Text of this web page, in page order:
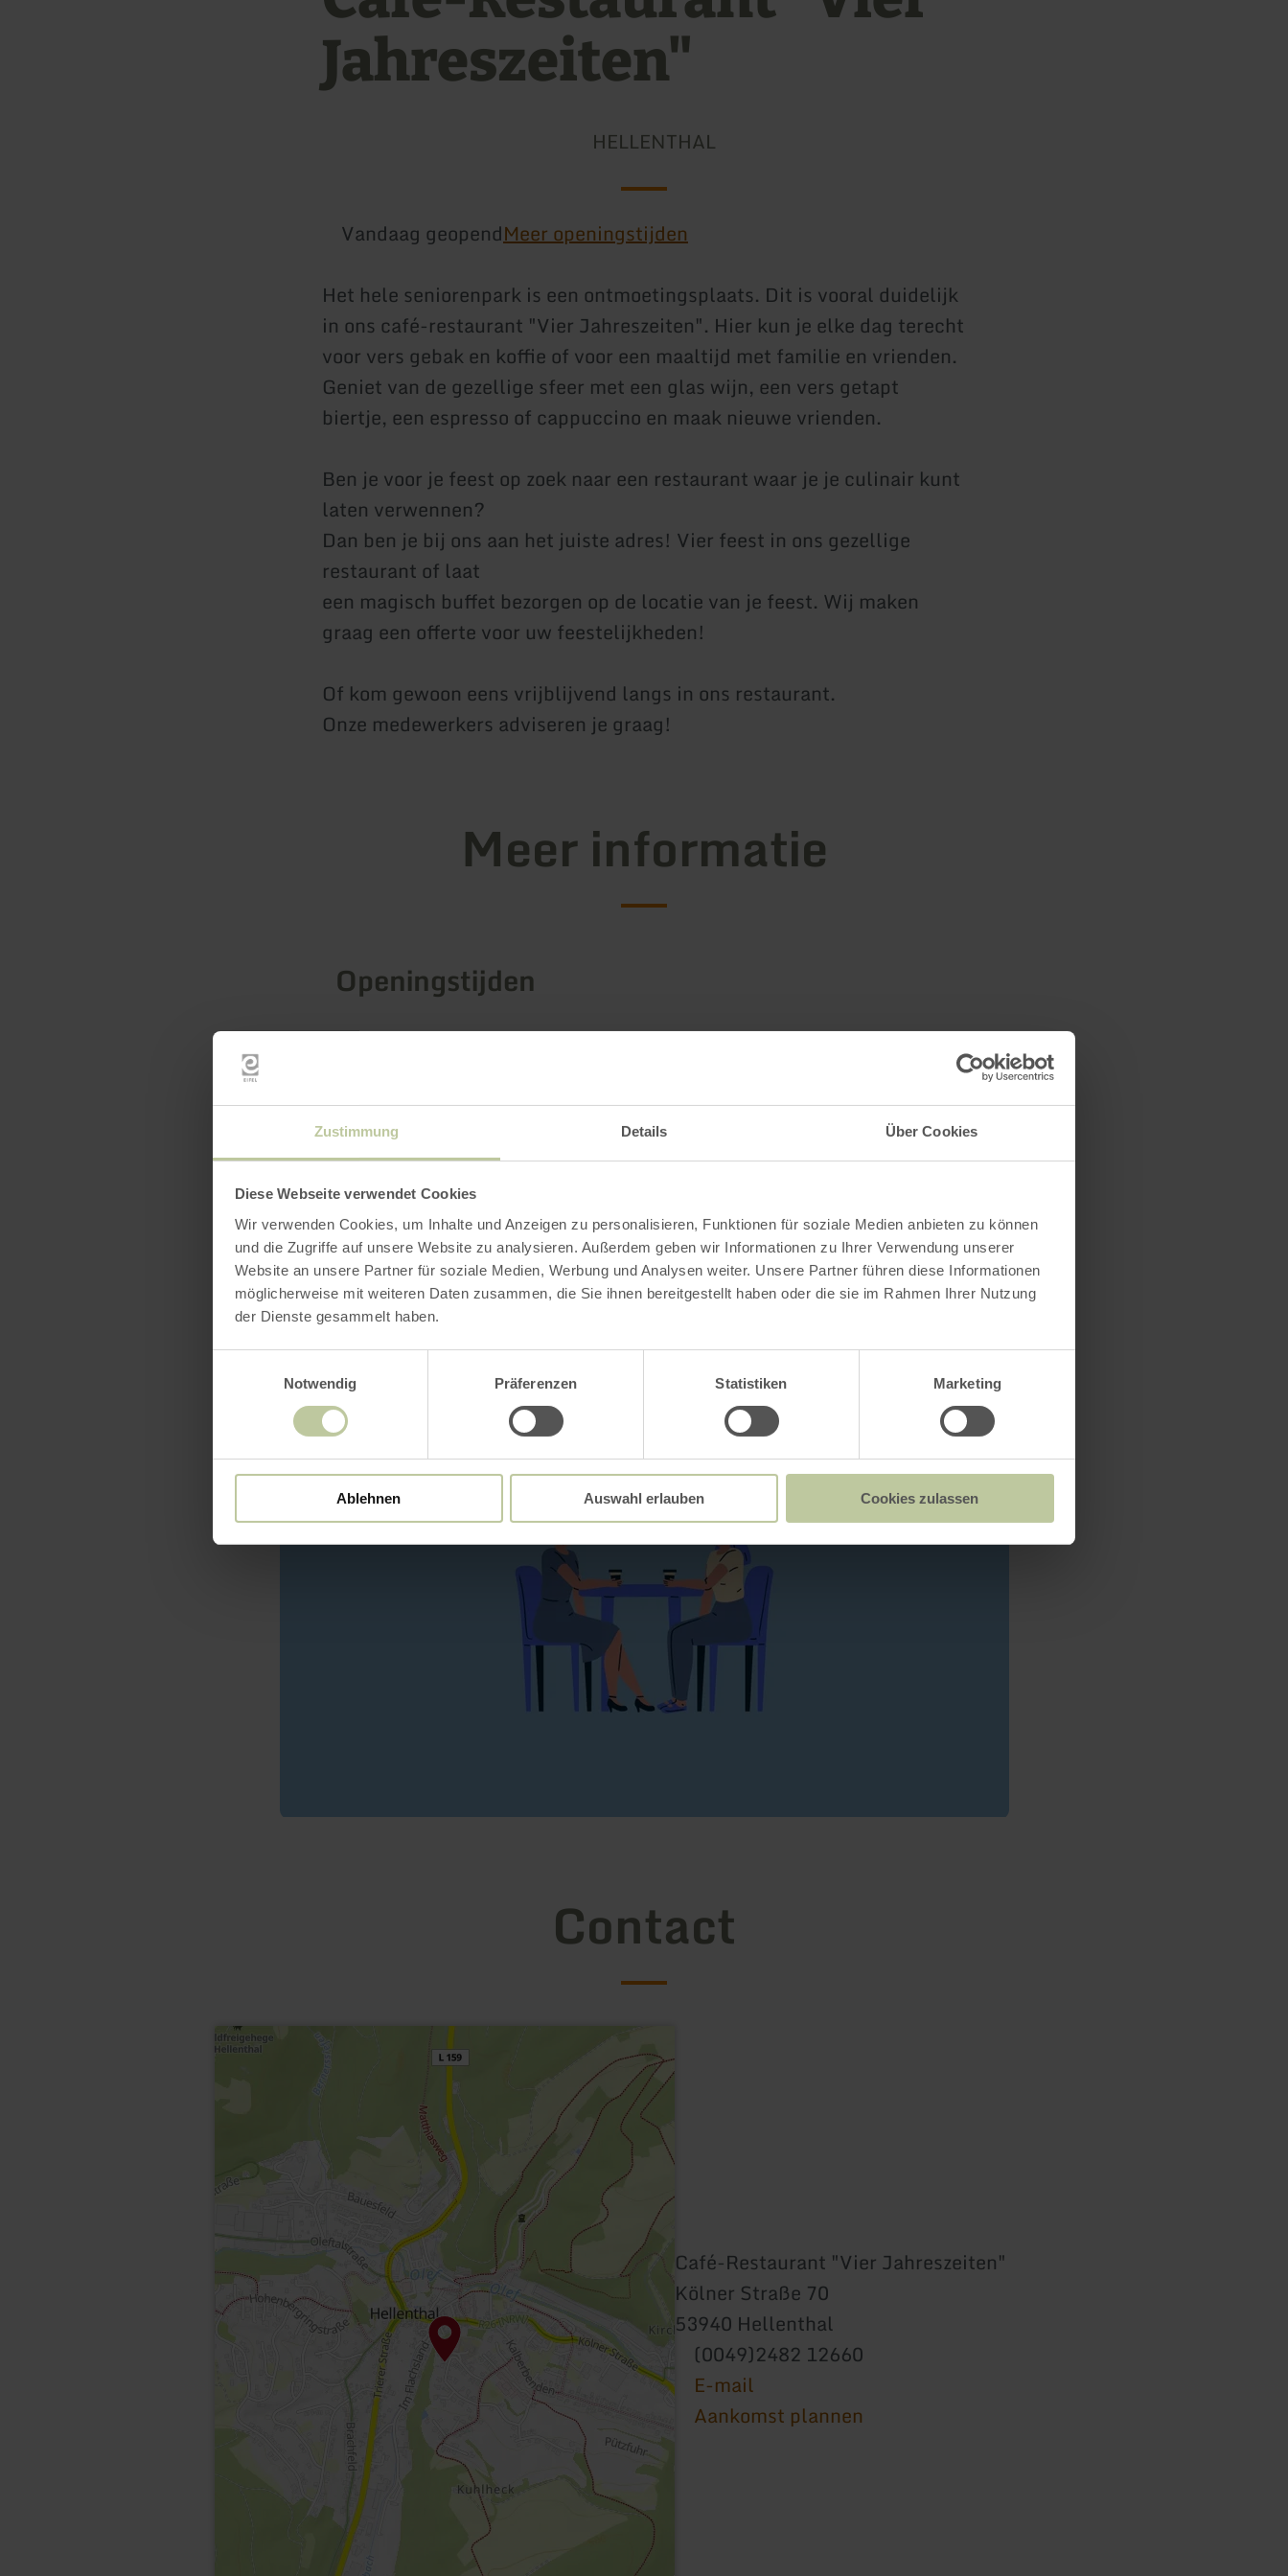
Zustimmung Details Über Cookies
Diese Webseite verwendet Cookies
Wir verwenden Cookies, um Inhalte und Anzeigen zu personalisieren, Funktionen für soziale Medien anbieten zu können
und die Zugriffe auf unsere Website zu analysieren. Außerdem geben wir Informationen zu Ihrer Verwendung unserer
Website an unsere Partner für soziale Medien, Werbung und Analysen weiter. Unsere Partner führen diese Informationen
möglicherweise mit weiteren Daten zusammen, die Sie ihnen bereitgestellt haben oder die sie im Rahmen Ihrer Nutzung
der Dienste gesammelt haben.
Notwendig
Präferenzen Statistiken Marketing
Ablehnen Auswahl erlauben Cookies zulassen
Jahreszeiten"
HELLENTHAL
Vandaag geopendMeer openingstijden
Het hele seniorenpark is een ontmoetingsplaats. Dit is vooral duidelijk
in ons café-restaurant "Vier Jahreszeiten". Hier kun je elke dag terecht
voor vers gebak en koffie of voor een maaltijd met familie en vrienden.
Geniet van de gezellige sfeer met een glas wijn, een vers getapt
biertje, een espresso of cappuccino en maak nieuwe vrienden.
Ben je voor je feest op zoek naar een restaurant waar je je culinair kunt
laten verwennen?
Dan ben je bij ons aan het juiste adres! Vier feest in ons gezellige
restaurant of laat
een magisch buffet bezorgen op de locatie van je feest. Wij maken
graag een offerte voor uw feestelijkheden!
Of kom gewoon eens vrijblijvend langs in ons restaurant.
Onze medewerkers adviseren je graag!
Meer informatie
Openingstijden
Kenmerken / bijzonderheden
Categorieën
Aantal zitplaatsen
Impressies
Contact
Café-Restaurant "Vier Jahreszeiten"
Kölner Straße 70
53940 Hellenthal
(0049)2482 12660
E-mail
Aankomst plannen